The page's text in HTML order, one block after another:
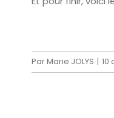
ParMarie JOLYS | 10